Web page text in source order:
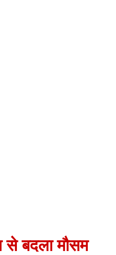
से बदला मौसम